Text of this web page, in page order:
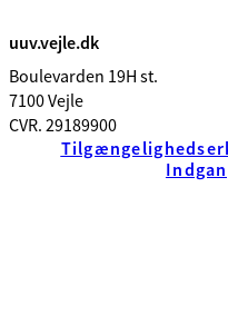
uuv.vejle.dk
Boulevarden 19H st.
7100 Vejle
CVR. 29189900